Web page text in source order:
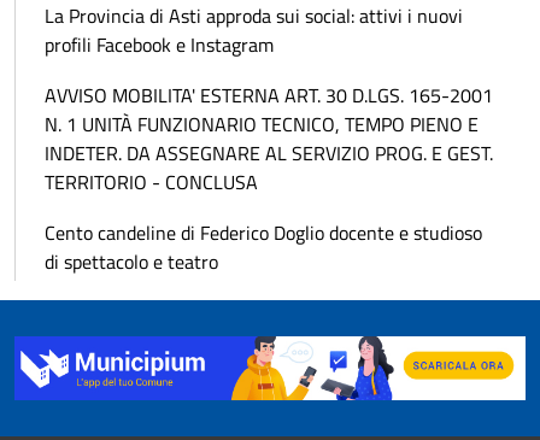
La Provincia di Asti approda sui social: attivi i nuovi
profili Facebook e Instagram
AVVISO MOBILITA' ESTERNA ART. 30 D.LGS. 165-2001
N. 1 UNITÀ FUNZIONARIO TECNICO, TEMPO PIENO E
INDETER. DA ASSEGNARE AL SERVIZIO PROG. E GEST.
TERRITORIO - CONCLUSA
Cento candeline di Federico Doglio docente e studioso
di spettacolo e teatro